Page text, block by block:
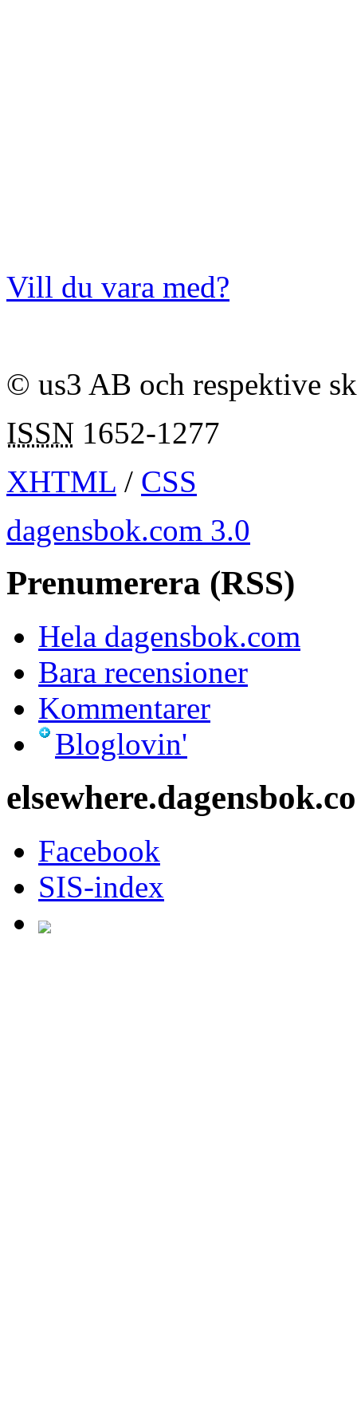
Vill du vara med?
© us3 AB och respektive
ISSN 1652-1277
XHTML / CSS
dagensbok.com 3.0
Prenumerera (RSS)
Hela dagensbok.com
Bara recensioner
Kommentarer
Bloglovin'
Facebook
SIS-index